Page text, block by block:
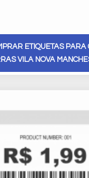
ETIQUETAS PARA
VILA NOVA